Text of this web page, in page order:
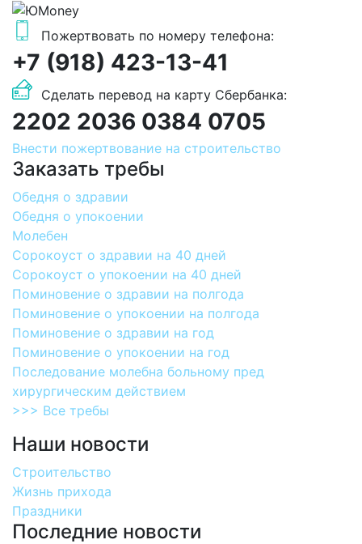
Пожертвовать по номеру телефона:
+7 (918) 423-13-41
Сделать перевод на карту Сбербанка:
2202 2036 0384 0705
Внести пожертвование на строительство
Заказать требы
Обедня о здравии
Обедня о упокоении
Молебен
Сорокоуст о здравии на 40 дней
Сорокоуст о упокоении на 40 дней
Поминовение о здравии на полгода
Поминовение о упокоении на полгода
Поминовение о здравии на год
Поминовение о упокоении на год
Последование молебна больному пред
хирургическим действием
>>> Все требы
Наши новости
Строительство
Жизнь прихода
Праздники
Последние новости